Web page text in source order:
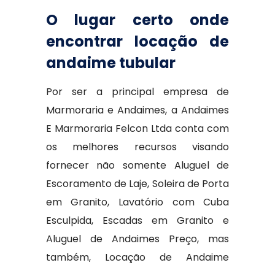
O lugar certo onde
encontrar locação de
andaime tubular
Por ser a principal empresa de
Marmoraria e Andaimes, a Andaimes
E Marmoraria Felcon Ltda conta com
os melhores recursos visando
fornecer não somente Aluguel de
Escoramento de Laje, Soleira de Porta
em Granito, Lavatório com Cuba
Esculpida, Escadas em Granito e
Aluguel de Andaimes Preço, mas
também, Locação de Andaime